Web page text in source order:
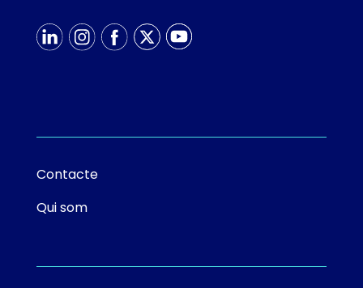
Contacte
Qui som